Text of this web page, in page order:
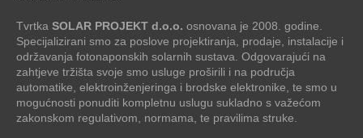
Tvrtka SOLAR PROJEKT d.o.o. osnovana je 2008. godine.
Specijalizirani smo za poslove projektiranja, prodaje, instalacije i
održavanja fotonaponskih solarnih sustava. Odgovarajući na
zahtjeve tržišta svoje smo usluge proširili i na područja
automatike, elektroinženjeringa i brodske elektronike, te smo u
mogućnosti ponuditi kompletnu uslugu sukladno s važećom
zakonskom regulativom, normama, te pravilima struke.